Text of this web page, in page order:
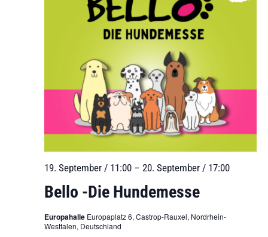
Bello -Die Hundemesse
19. September / 11:00– 20. September / 17:00
Europahalle Europaplatz 6, Castrop-Rauxel, Nordrhein-
Westfalen, Deutschland